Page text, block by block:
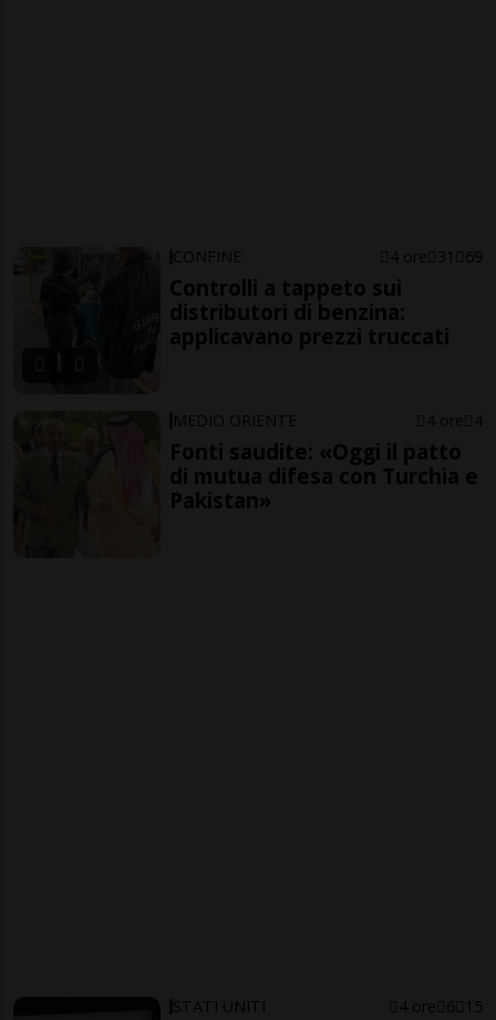
CONFINE 4 ore 31 69
Controlli a tappeto sui
distributori di benzina:
applicavano prezzi truccati
MEDIO ORIENTE 4 ore 4
Fonti saudite: «Oggi il patto
di mutua difesa con Turchia e
Pakistan»
STATI UNITI 4 ore 6 15